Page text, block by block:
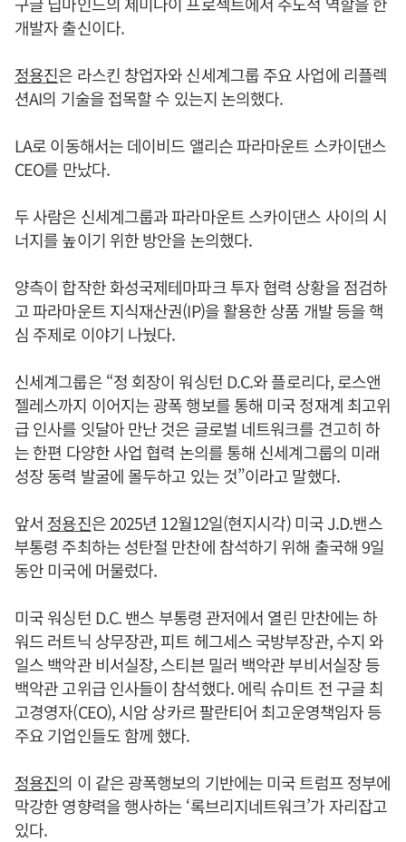
개발자 출신이다.
정용진은 라스킨 창업자와 신세계그룹 주요 사업에 리플렉
션AI의 기술을 접목할 수 있는지 논의했다.
LA로 이동해서는 데이비드 앨리슨 파라마운트 스카이댄스
CEO를 만났다.
두 사람은 신세계그룹과 파라마운트 스카이댄스 사이의 시
너지를 높이기 위한 방안을 논의했다.
양측이 합작한 화성국제테마파크 투자 협력 상황을 점검하
고 파라마운트 지식재산권(IP)을 활용한 상품 개발 등을 핵
심 주제로 이야기 나눴다.
신세계그룹은 “정 회장이 워싱턴 D.C.와 플로리다, 로스앤
젤레스까지 이어지는 광폭 행보를 통해 미국 정재계 최고위
급 인사를 잇달아 만난 것은 글로벌 네트워크를 견고히 하
는 한편 다양한 사업 협력 논의를 통해 신세계그룹의 미래
성장 동력 발굴에 몰두하고 있는 것”이라고 말했다.
앞서 정용진은 2025년 12월12일(현지시각) 미국 J.D.밴스
부통령 주최하는 성탄절 만찬에 참석하기 위해 출국해 9일
동안 미국에 머물렀다.
미국 워싱턴 D.C. 밴스 부통령 관저에서 열린 만찬에는 하
워드 러트닉 상무장관, 피트 헤그세스 국방부장관, 수지 와
일스 백악관 비서실장, 스티븐 밀러 백악관 부비서실장 등
백악관 고위급 인사들이 참석했다. 에릭 슈미트 전 구글 최
고경영자(CEO), 시암 상카르 팔란티어 최고운영책임자 등
주요 기업인들도 함께 했다.
정용진의 이 같은 광폭행보의 기반에는 미국 트럼프 정부에
막강한 영향력을 행사하는 ‘록브리지네트워크’가 자리잡고
있다.